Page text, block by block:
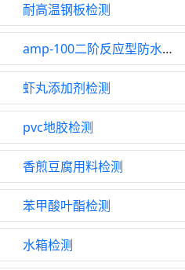
耐高温钢板检测
amp-100二阶反应型防水涂料检测
虾丸添加剂检测
pvc地胶检测
香煎豆腐用料检测
苯甲酸叶酯检测
水箱检测